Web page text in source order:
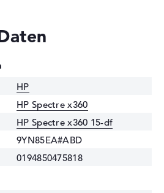
HP
HP Spectre x360
HP Spectre x360 15-df
9YN85EA#ABD
0194850475818